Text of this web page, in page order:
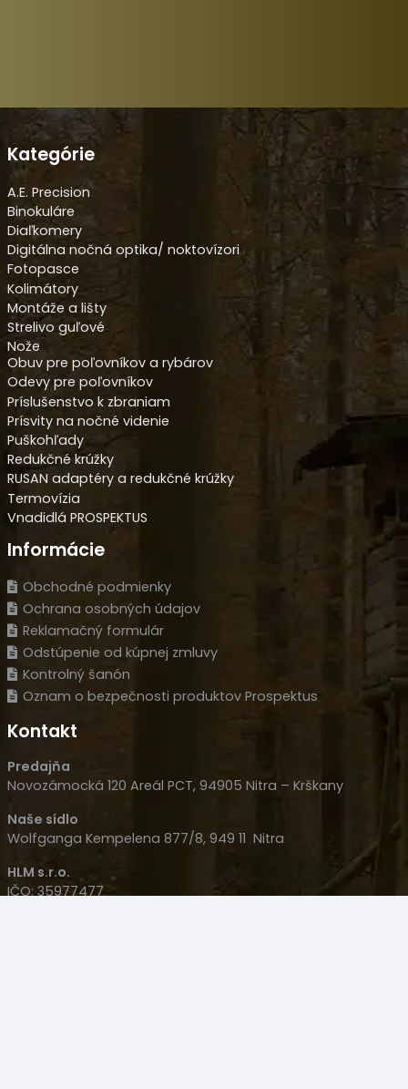
Kategórie
A.E. Precision
Binokuláre
Diaľkomery
Digitálna nočná optika/ noktovízori
Fotopasce
Kolimátory
Montáže a lišty
Strelivo guľové
Nože
Obuv pre poľovníkov a rybárov
Odevy pre poľovníkov
Príslušenstvo k zbraniam
Prísvity na nočné videnie
Puškohľady
Redukčné krúžky
RUSAN adaptéry a redukčné krúžky
Termovízia
Vnadidlá PROSPEKTUS
Informácie
Obchodné podmienky
Ochrana osobných údajov
Reklamačný formulár
Odstúpenie od kúpnej zmluvy
Kontrolný šanón
Oznam o bezpečnosti produktov Prospektus
Kontakt
Predajňa
Novozámocká 120 Areál PCT, 94905 Nitra – Krškany
Naše sídlo
Wolfganga Kempelena 877/8, 949 11 Nitra
HLM s.r.o.
IČO: 35977477